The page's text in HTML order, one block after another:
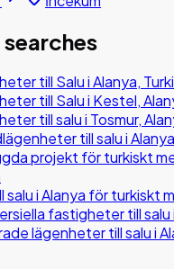
till Salu i Alanya,
till Salu i Kestel,
till salu i Tosmur,
till salu i Alanya
projekt för turkiskt
salu i Alanya för turkiskt
fastigheter till salu
lägenheter till salu i